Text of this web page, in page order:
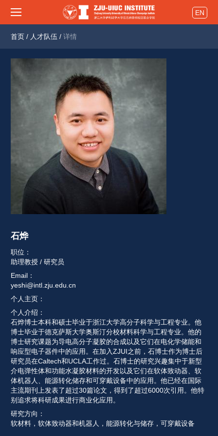
EN
首页 / 人才队伍 / 详情
石烨
职位：
助理教授 / 研究员
Email：
yeshi@intl.zju.edu.cn
个人主页：
个人介绍：
石烨博士本科和硕士毕业于浙江大学高分子科学与工程专业。他
博士毕业于德克萨斯大学奥斯汀分校材料科学与工程专业。他的
博士研究课题为导电高分子凝胶的合成以及它们在电化学储能和
响应型电子器件中的应用。在加入ZJUI之前，石博士作为博士后
研究员在Caltech和UCLA工作过。石博士的研究兴趣集中于新型
介电弹性体和功能水凝胶材料的开发以及它们在软体致动器、软
体机器人、能源转化储存和可穿戴设备中的应用。他已经在国际
主流期刊上发表了超过30篇论文，得到了超过6000次引用。他特
别追求将科研成果进行商业化应用。
研究方向：
软材料，软体致动器和机器人，能源转化与储存，可穿戴设备